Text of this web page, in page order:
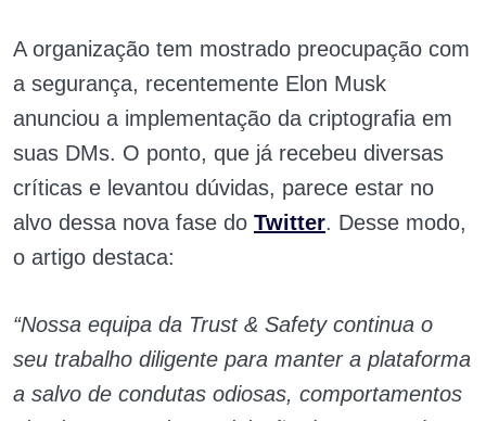
A organização tem mostrado preocupação com
a segurança, recentemente Elon Musk
anunciou a implementação da criptografia em
suas DMs. O ponto, que já recebeu diversas
críticas e levantou dúvidas, parece estar no
alvo dessa nova fase do Twitter. Desse modo,
o artigo destaca:
“Nossa equipa da Trust & Safety continua o
seu trabalho diligente para manter a plataforma
a salvo de condutas odiosas, comportamentos